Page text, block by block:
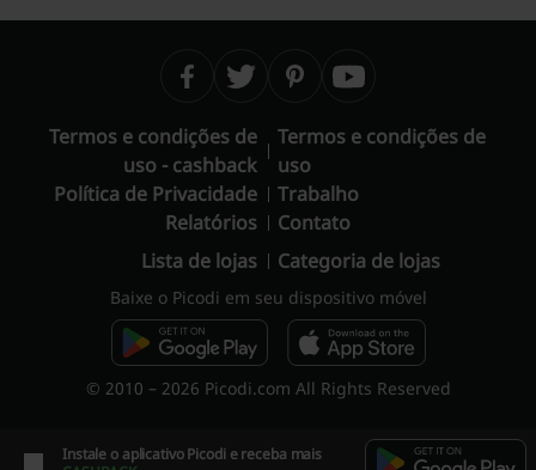
Instale o aplicativo Picodi e receba mais
Termos e condições de
uso - cashback
Termos e condições de
uso
Política de Privacidade
Trabalho
Relatórios
Contato
Lista de lojas
Categoria de lojas
Baixe o Picodi em seu dispositivo móvel
© 2010 – 2026 Picodi.com All Rights Reserved